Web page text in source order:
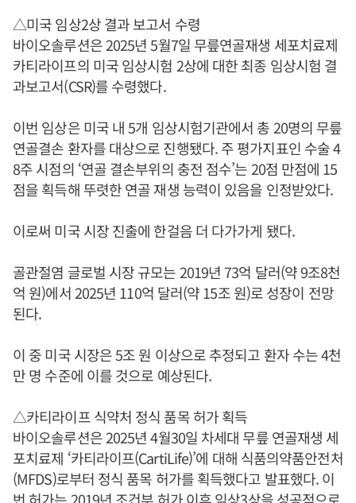
△미국 임상2상 결과 보고서 수령
바이오솔루션은 2025년 5월7일 무릎연골재생 세포치료제
카티라이프의 미국 임상시험 2상에 대한 최종 임상시험 결
과보고서(CSR)를 수령했다.
이번 임상은 미국 내 5개 임상시험기관에서 총 20명의 무릎
연골결손 환자를 대상으로 진행됐다. 주 평가지표인 수술 4
8주 시점의 ‘연골 결손부위의 충전 점수’는 20점 만점에 15
점을 획득해 뚜렷한 연골 재생 능력이 있음을 인정받았다.
이로써 미국 시장 진출에 한걸음 더 다가가게 됐다.
골관절염 글로벌 시장 규모는 2019년 73억 달러(약 9조8천
억 원)에서 2025년 110억 달러(약 15조 원)로 성장이 전망
된다.
이 중 미국 시장은 5조 원 이상으로 추정되고 환자 수는 4천
만 명 수준에 이를 것으로 예상된다.
△카티라이프 식약처 정식 품목 허가 획득
바이오솔루션은 2025년 4월30일 차세대 무릎 연골재생 세
포치료제 ‘카티라이프(CartiLife)’에 대해 식품의약품안전처
(MFDS)로부터 정식 품목 허가를 획득했다고 발표했다. 이
번 허가는 2019년 조건부 허가 이후 임상3상을 성공적으로